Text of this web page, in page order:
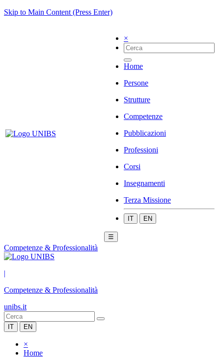
Skip to Main Content (Press Enter)
×
Home
Persone
Strutture
Competenze
Pubblicazioni
Professioni
Corsi
Insegnamenti
Terza Missione
IT EN
☰
Competenze & Professionalità
|
Competenze & Professionalità
unibs.it
IT EN
×
Home